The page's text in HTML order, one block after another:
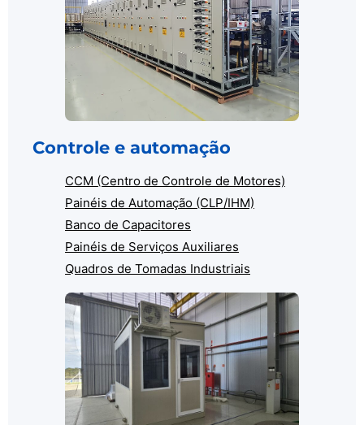
Controle e automação
CCM (Centro de Controle de Motores)
Painéis de Automação (CLP/IHM)
Banco de Capacitores
Painéis de Serviços Auxiliares
Quadros de Tomadas Industriais